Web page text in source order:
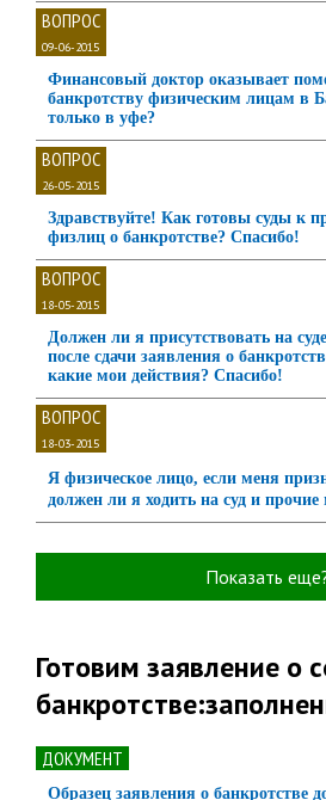
ВОПРОС
09-06-2015
Финансовый доктор оказывает
банкротству физическим лицам в
только в уфе?
ВОПРОС
26-05-2015
Здравствуйте! Как готовы суды к
физлиц о банкротстве? Спасибо!
ВОПРОС
18-05-2015
Должен ли я присутствовать на
после сдачи заявления о
какие мои действия? Спасибо!
ВОПРОС
18-03-2015
Я физическое лицо, если меня
должен ли я ходить на суд и
Показать
Готовим заявление о
ДОКУМЕНТ
Образец заявления о банкротстве